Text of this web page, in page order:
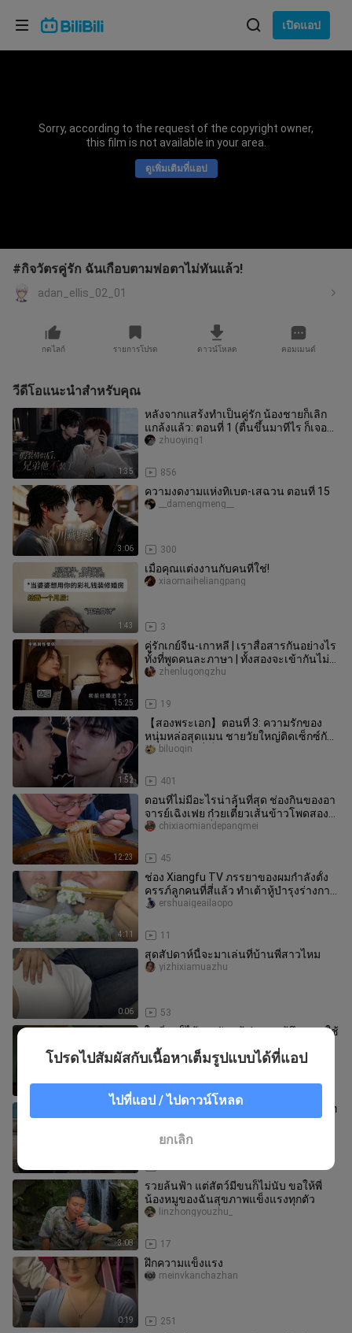
เปิดแอป
Sorry, according to the request of the copyright owner,
this film is not available in your area.
ดูเพิ่มเติมที่แอป
#กิจวัตรคู่รัก ฉันเกือบตามพ่อตาไม่ทันแล้ว!
adan_ellis_02_01
กดไลก์ รายการโปรด ดาวน์โหลด คอมเมนต์
วีดีโอแนะนำสำหรับคุณ
1:35
หลังจากแสร้งทำเป็นคู่รัก น้องชายก็เลิก
แกล้งแล้ว: ตอนที่ 1 (ตื่นขึ้นมาทีไร ก็เจอ
ฉันกับน้องชายติดเทรนด
856
zhuoying1
3:06
ความงดงามแห่งทิเบต-เสฉวน ตอนที่ 15
300
__damengmeng__
1:43
เมื่อคุณแต่งงานกับคนที่ใช่!
3
xiaomaiheliangpang
15:25
คู่รักเกย์จีน-เกาหลี | เราสื่อสารกันอย่างไร
ทั้งที่พูดคนละภาษา | ทั้งสองจะเข้ากันไม่
ได้มากแค่ไหน
19
zhenlugongzhu
1:52
【สองพระเอก】ตอนที่ 3: ความรักของ
หนุ่มหล่อสุดแมน ชายวัยใหญ่ติดเซ็กซ์กับ
ชายวัยน้อยที่เก็บกดมานาน
401
biluoqin
12:23
ตอนที่ไม่มีอะไรน่าลุ้นที่สุด ช่องกินของอา
จารย์เฉิงเฟย ก๋วยเตี๋ยวเส้นข้าวโพดสองจิ
นบวกกับบะหมี่สองชาม
45
chixiaomiandepangmei
4:11
ช่อง Xiangfu TV ภรรยาของผมกำลังตั้ง
ครรภ์ลูกคนที่สี่แล้ว ทำเต้าหู้บำรุงร่างกาย
ให้เธอหน่อย #บันทึกชีวิ
11
ershuaigeailaopo
0:06
สุดสัปดาห์นี้จะมาเล่นที่บ้านพี่สาวไหม
53
yizhixiamuazhu
ในที่สุดก็ได้ลองจับแล้ว! ความรู้สึกเวลาใช้
งานมันทำให้ฉันไม่อยากจะมีวินัยตัวเอง
แล้วwananjiubi
เพราะท่าทางเพียงท่าเดียว ประธานบริษัท
กลับนึกถึงหลานชายแท้ๆ ของตัวเอง
“Kuaishou ตัดต่อซีรีส์เด็ด” โคร
xiaomeng98
3:08
รวยล้นฟ้า แต่สัตว์มีขนก็ไม่นับ ขอให้พี่
น้องหมูของฉันสุขภาพแข็งแรงทุกตัว
17
linzhongyouzhu_
0:19
ฝึกความแข็งแรง
251
meinvkanchazhan
โปรดไปสัมผัสกับเนื้อหาเต็มรูปแบบได้ที่แอป
ไปที่แอป / ไปดาวน์โหลด
ยกเลิก
เลือกภาษา